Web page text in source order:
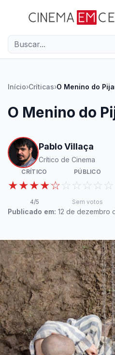
Início›Críticas›O Menino do
O Menino do
Pablo Villaça
Crítico de Cinema
CRÍTICO
★★★★☆
4/5
PÚBLICO
☆☆☆☆☆
Sem votos
Publicado em: 12 de dezembro